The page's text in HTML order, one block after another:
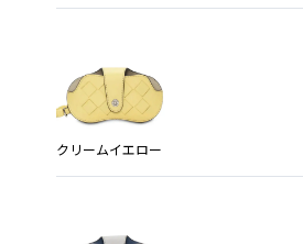
クリームイエロー